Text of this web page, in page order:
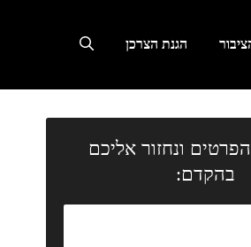
הגנת הצרכן
ונחזור אליכם
בהקדם: